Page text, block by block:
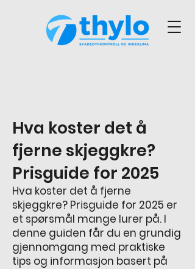
Hva koster det å
fjerne skjeggkre?
Prisguide for 2025
Hva koster det å fjerne
skjeggkre? Prisguide for 2025 er
et spørsmål mange lurer på. I
denne guiden får du en grundig
gjennomgang med praktiske
tips og informasjon basert på